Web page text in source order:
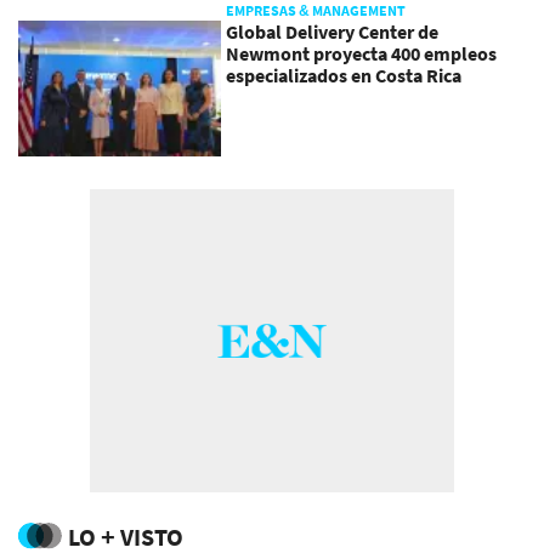
EMPRESAS & MANAGEMENT
Global Delivery Center de
Newmont proyecta 400 empleos
especializados en Costa Rica
LO + VISTO